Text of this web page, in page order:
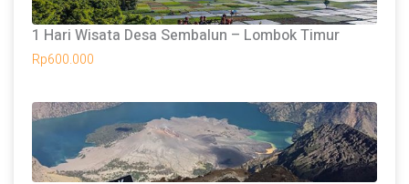
1 Hari Wisata Desa Sembalun – Lombok Timur
Rp600.000